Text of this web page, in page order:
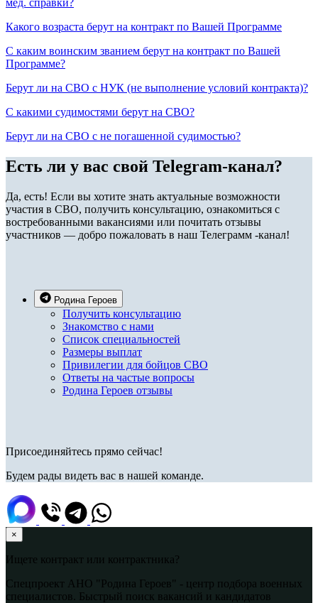
Какого возраста берут на контракт по Вашей Программе
С каким воинским званием берут на контракт по Вашей
Программе?
Берут ли на СВО с НУК (не выполнение условий контракта)?
С какими судимостями берут на СВО?
Берут ли на СВО с не погашенной судимостью?
Есть ли у вас свой Telegram-канал?
Да, есть! Если вы хотите знать актуальные возможности
участия в СВО, получить консультацию, ознакомиться с
востребованными вакансиями или почитать отзывы
участников — добро пожаловать в наш Телеграмм -канал!
Родина Героев
Получить консультацию
Знакомство с нами
Список специальностей
Размеры выплат
Привилегии для бойцов СВО
Ответы на частые вопросы
Родина Героев отзывы
Присоединяйтесь прямо сейчас!
Будем рады видеть вас в нашей команде.
×
Ищете контракт или контрактника?
Спецпроект АНО "Родина Героев" - центр подбора военных
специалистов. Быстрый поиск вакансий и кандидатов